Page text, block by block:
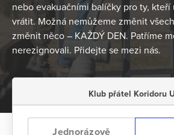
nebo evakuačními balíčky pro ty, kteří
vrátit. Možná nemůžeme změnit
změnit něco – KAŽDÝ DEN. Patříme
nerezignovali. Přidejte se mezi nás.
Klub přátel Koridoru
Jednorázově